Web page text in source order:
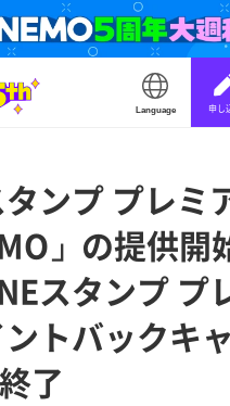
Language 申し
タンプ プレミ
」の提供開
スタンプ プ
トバックキ
了